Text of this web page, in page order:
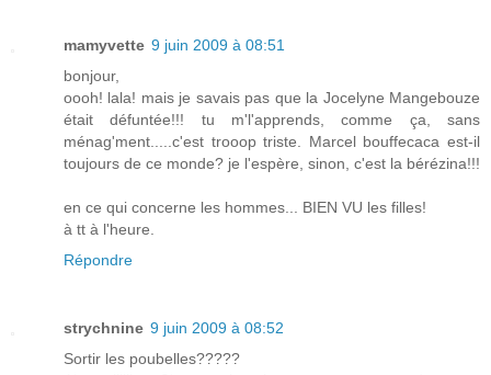
mamyvette 9 juin 2009 à 08:51
bonjour,
oooh! lala! mais je savais pas que la Jocelyne Mangebouze
était défuntée!!! tu m'l'apprends, comme ça, sans
ménag'ment.....c'est trooop triste. Marcel bouffecaca est-il
toujours de ce monde? je l'espère, sinon, c'est la bérézina!!!
en ce qui concerne les hommes... BIEN VU les filles!
à tt à l'heure.
Répondre
strychnine 9 juin 2009 à 08:52
Sortir les poubelles?????